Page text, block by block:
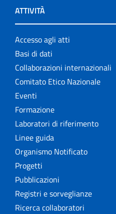
ATTIVITÀ
Accesso agli atti
Basi di dati
Collaborazioni internazionali
Comitato Etico Nazionale
Eventi
Formazione
Laboratori di riferimento
Linee guida
Organismo Notificato
Progetti
Pubblicazioni
Registri e sorveglianze
Ricerca collaboratori